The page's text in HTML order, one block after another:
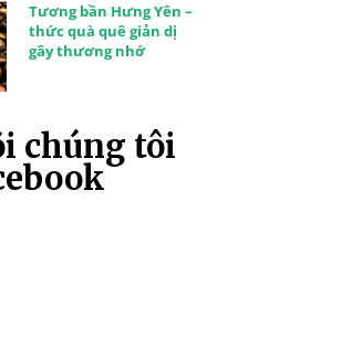
Tương bần Hưng Yên –
thức quà quê giản dị
gây thương nhớ
chúng tôi